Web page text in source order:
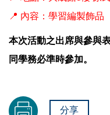
📍 內容：學習編製飾品
本次活動之出席與參與
同學務必準時參加。
分享